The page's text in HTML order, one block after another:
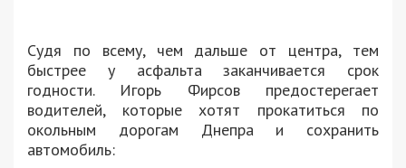
Судя по всему, чем дальше от центра, тем
быстрее у асфальта заканчивается срок
годности. Игорь Фирсов предостерегает
водителей, которые хотят прокатиться по
окольным дорогам Днепра и сохранить
автомобиль: